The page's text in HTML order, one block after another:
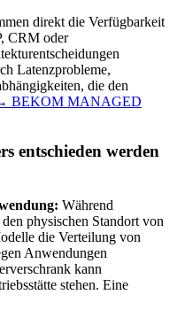
direkt die Verfügbarkeit
CRM oder
Latenzprobleme,
die den
BEKOM MANAGED
entschieden werden
Während
physischen Standort von
die Verteilung von
Anwendungen
kann
stehen. Eine